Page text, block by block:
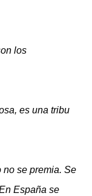
los
es una tribu
no se premia. Se
España se